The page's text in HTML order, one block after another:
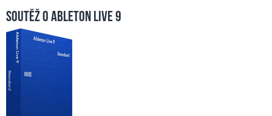
Soutěž o Ableton Live 9